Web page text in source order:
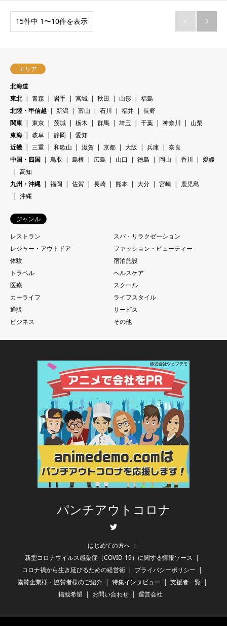
15件中 1〜10件を表示  
エリア
北海道
東北
青森 岩手 宮城 秋田 山形
福島
北陸・甲信越
新潟 富山 石川 福井
長野
関東
東京 茨城 栃木 群馬 埼玉 千葉 神奈川
山梨
東海
岐阜 静岡
愛知
近畿
三重 和歌山 滋賀 京都 大阪 兵庫
奈良
中国・四国
鳥取 島根 広島 山口 徳島 岡山 香川
愛媛
高知
九州・沖縄
福岡 佐賀 長崎 熊本 大分 宮崎
鹿児島
沖縄
ジャンル
レストラン
スパ・リラクゼーション
レジャー・アウトドア
ファッション・ビューティー
体験
宿泊施設
トラベル
ヘルスケア
医療
スクール
カーライフ
ライフスタイル
通販
サービス
ビジネス
その他
パンチアウトコロナ
はじめての方へ
新型コロナウイルス感染症（COVID-19）に関する情報ソース
コロナ禍から生き延びるための経営術
プライバシーポリシー
協賛企業様・協賛者様のご紹介
特集インタビュー
支援者一覧
掲載希望
お問い合わせ 運営会社